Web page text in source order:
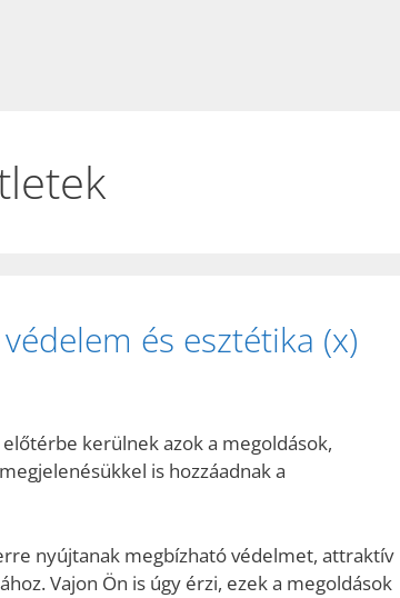
és esztétika (x)
kerülnek azok a megoldások,
is hozzáadnak a
nyújtanak megbízható védelmet, attraktív
Vajon Ön is úgy érzi, ezek a megoldások